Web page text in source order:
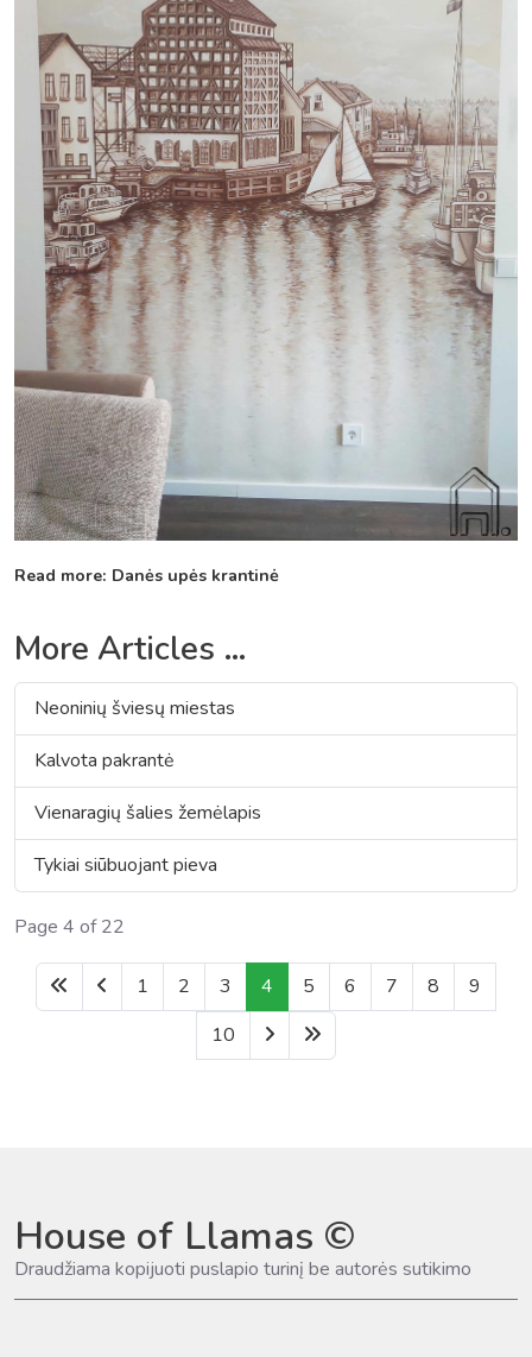
Read more: Danės upės krantinė
More Articles …
Neoninių šviesų miestas
Kalvota pakrantė
Vienaragių šalies žemėlapis
Tykiai siūbuojant pieva
Page 4 of 22
1 2 3 4 5 6 7 8
9
10
House of Llamas ©
Draudžiama kopijuoti puslapio turinį be autorės sutikimo